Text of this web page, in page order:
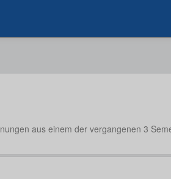
aus einem der vergangenen 3